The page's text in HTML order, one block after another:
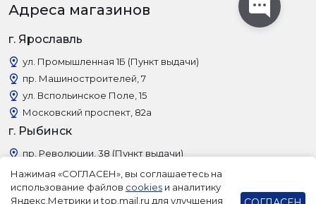
Адреса магазинов
г. Ярославль
ул. Промышленная 1Б (Пункт выдачи)
пр. Машиностроителей, 7
ул. Вспольинское Поле, 15
Московский проспект, 82а
г. Рыбинск
пр. Революции, 38 (Пункт выдачи)
Нажимая «СОГЛАСЕН», вы соглашаетесь на
использование файлов cookies и аналитику
Яндекс.Метрики и top.mail.ru для улучшения